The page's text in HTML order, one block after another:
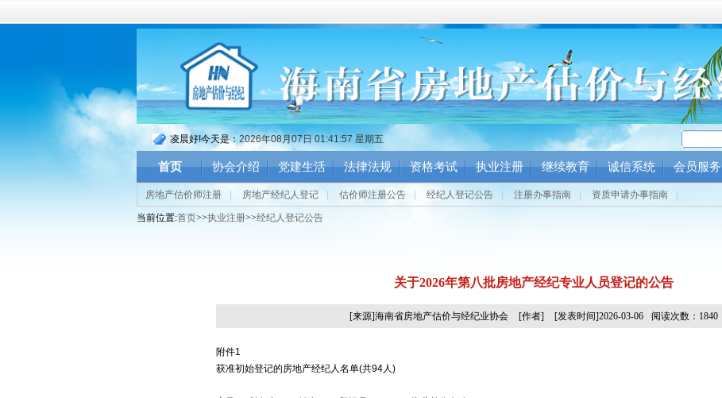
凌晨好!今天是： 2026年08月07日 01:41:58 星期五
首页 协会介绍 党建生活 法律法规 资格考试 执业注册 继续教育 诚信系统 会员服务
房地产估价师注册 房地产经纪人登记 估价师注册公告 经纪人登记公告 注册办事指南 资质申请办事指南
当前位置:首页>>执业注册>>经纪人登记公告
关于2026年第八批房地产经纪专业人员登记的公告
[来源]海南省房地产估价与经纪业协会 [作者] [发表时间]2026-03-06 阅读次数：1840
附件1
获准初始登记的房地产经纪人名单(共94人)